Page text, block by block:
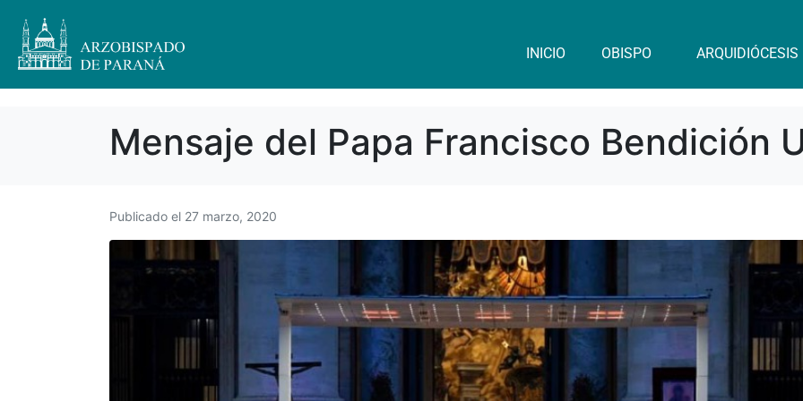
INICIO OBISPO ARQUIDIÓCESIS
Mensaje del Papa Francisco Bendición
Publicado el 27 marzo, 2020